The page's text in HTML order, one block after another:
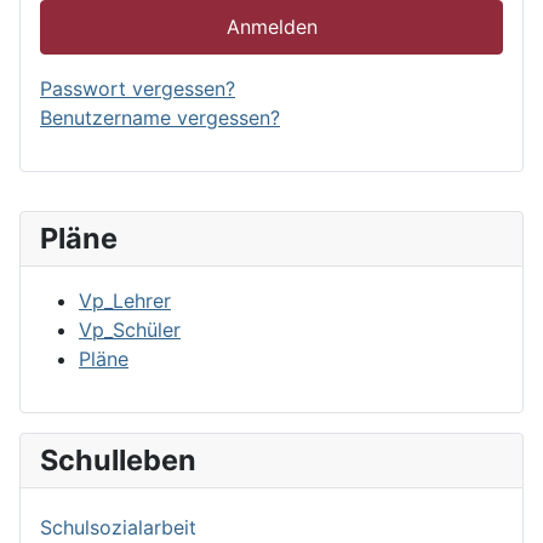
Pläne
Vp_Lehrer
Vp_Schüler
Pläne
Schulleben
Schulsozialarbeit
Anmelden
Passwort vergessen?
Benutzername vergessen?